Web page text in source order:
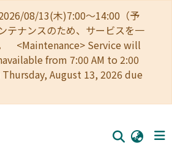
08/13(木)7:00～14:00（予
テナンスのため、サービスを一
<Maintenance> Service will
from 7:00 AM to 2:00
August 13, 2026 due